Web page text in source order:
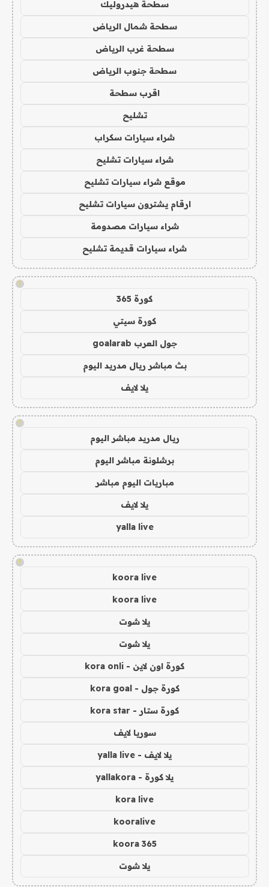
سطحة هيدروليك
سطحة شمال الرياض
سطحة غرب الرياض
سطحة جنوب الرياض
اقرب سطحة
تشليح
شراء سيارات سكراب
شراء سيارات تشليح
موقع شراء سيارات تشليح
ارقام يشترون سيارات تشليح
شراء سيارات مصدومة
شراء سيارات قديمة تشليح
!
كورة 365
كورة سيتي
جول العرب goalarab
بث مباشر ريال مدريد اليوم
يلا لايف
!
ريال مدريد مباشر اليوم
برشلونة مباشر اليوم
مباريات اليوم مباشر
يلا لايف
yalla live
!
koora live
koora live
يلا شوت
يلا شوت
كورة اون لاين - kora onli
كورة جول - kora goal
كورة ستار - kora star
سوريا لايف
يلا لايف - yalla live
يلا كورة - yallakora
kora live
kooralive
koora 365
يلا شوت